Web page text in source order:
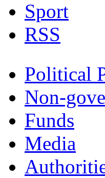
Sport
RSS
Political
Non-
Funds
Мedia